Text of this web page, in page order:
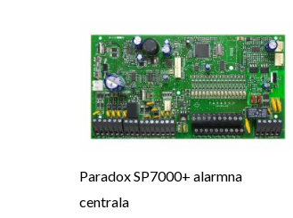
Paradox SP7000+ alarmna
centrala